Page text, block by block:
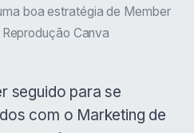
boa estratégia de Member
Canva
seguido para se
com o Marketing de